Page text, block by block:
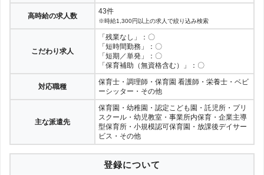
高時給の求人数
43件
※時給1,300円以上の求人で絞り込み検索
こだわり求人
「残業なし」：〇
「短時間勤務」：〇
「短期／単発」：〇
「保育補助（無資格含む）」：〇
対応職種
保育士・調理師・保育園 看護師・栄養士・ベビ
ーシッター・その他
主な派遣先
保育園・幼稚園・認定こども園・託児所・プリ
スクール・幼児教室・事業所内保育・企業主導
型保育所・小規模認可保育園・放課後デイサー
ビス・その他
登録について